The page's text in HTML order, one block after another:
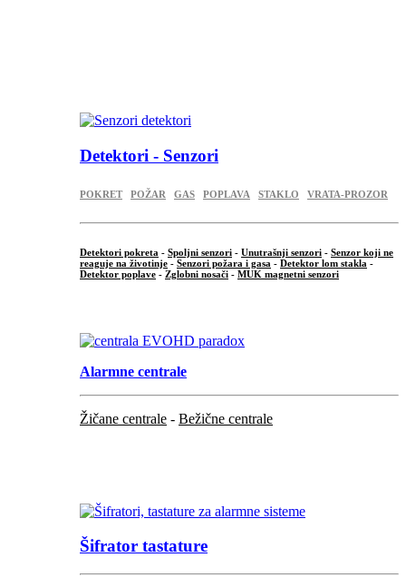
Detektori - Senzori
POKRET POŽAR GAS POPLAVA STAKLO VRATA-PROZOR
Detektori pokreta - Spoljni senzori - Unutrašnji senzori - Senzor koji ne
reaguje na životinje - Senzori požara i gasa - Detektor lom stakla -
Detektor poplave - Zglobni nosači - MUK magnetni senzori
Alarmne centrale
Žičane centrale - Bežične centrale
Šifrator tastature